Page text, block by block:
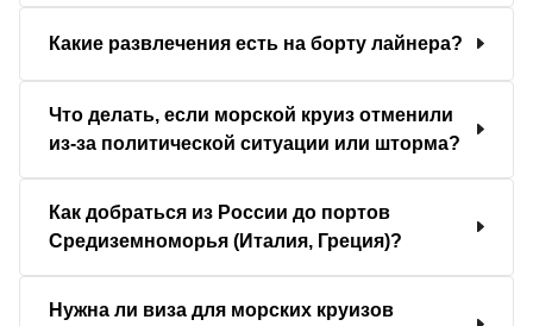
Какие развлечения есть на борту лайнера?
Что делать, если морской круиз отменили
из-за политической ситуации или шторма?
Как добраться из России до портов
Средиземноморья (Италия, Греция)?
Нужна ли виза для морских круизов